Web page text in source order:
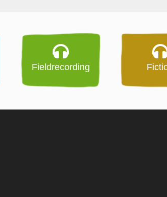
Fieldrecording